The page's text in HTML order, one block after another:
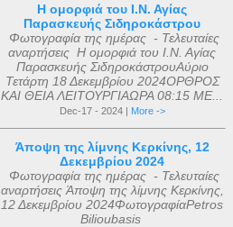
Η ομορφιά του Ι.Ν. Αγίας
Παρασκευής Σιδηροκάστρου
Φωτογραφία της ημέρας - Τελευταίες
αναρτήσεις Η ομορφιά του Ι.Ν. Αγίας
Παρασκευής ΣιδηροκάστρουΑύριο
Τετάρτη 18 Δεκεμβρίου 2024ΟΡΘΡΟΣ
ΚΑΙ ΘΕΙΑ ΛΕΙΤΟΥΡΓΙΑΩΡΑ 08:15 ΜΕ...
Dec-17 - 2024 | More ->
Άποψη της λίμνης Κερκίνης, 12
Δεκεμβρίου 2024
Φωτογραφία της ημέρας - Τελευταίες
αναρτήσεις Άποψη της λίμνης Κερκίνης,
12 Δεκεμβρίου 2024ΦωτογραφίαPetros
Bilioubasis